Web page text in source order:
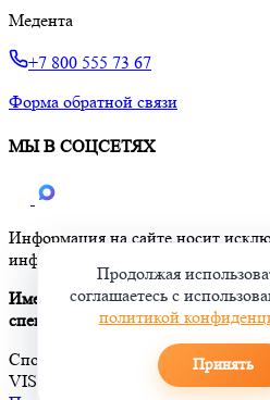
Медента
+7 800 555 73 67
Форма обратной связи
МЫ В СОЦСЕТЯХ
Информация на сайте носит
информационный характер и не
Имеются противопоказания.
специалиста.
Способы оплаты
VISA
Продолжая
соглашаетесь с
политикой
Принять